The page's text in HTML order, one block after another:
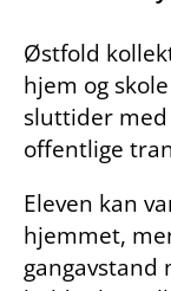
Østfold
hjem og
sluttider
offentlige
Eleven kan
hjemmet,